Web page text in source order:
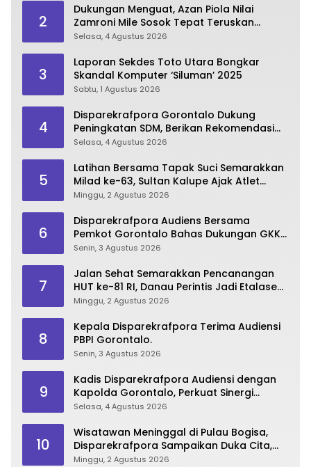
2
Dukungan Menguat, Azan Piola Nilai
Zamroni Mile Sosok Tepat Teruskan
Pembangunan Bone Bolango
Selasa, 4 Agustus 2026
3
Laporan Sekdes Toto Utara Bongkar
Skandal Komputer ‘Siluman’ 2025
Sabtu, 1 Agustus 2026
4
Disparekrafpora Gorontalo Dukung
Peningkatan SDM, Berikan Rekomendasi
Studi S3 bagi Pegawai
Selasa, 4 Agustus 2026
5
Latihan Bersama Tapak Suci Semarakkan
Milad ke-63, Sultan Kalupe Ajak Atlet
Lestarikan Budaya Bela Diri
Minggu, 2 Agustus 2026
6
Disparekrafpora Audiens Bersama
Pemkot Gorontalo Bahas Dukungan GKK
2026
Senin, 3 Agustus 2026
7
Jalan Sehat Semarakkan Pencanangan
HUT ke-81 RI, Danau Perintis Jadi Etalase
Wisata Gorontalo
Minggu, 2 Agustus 2026
8
Kepala Disparekrafpora Terima Audiensi
PBPI Gorontalo.
Senin, 3 Agustus 2026
9
Kadis Disparekrafpora Audiensi dengan
Kapolda Gorontalo, Perkuat Sinergi
Sukseskan Gorontalo Karnaval Karawo
Selasa, 4 Agustus 2026
10
Wisatawan Meninggal di Pulau Bogisa,
Disparekrafpora Sampaikan Duka Cita,
Imbau Utamakan Keselamatan
Minggu, 2 Agustus 2026